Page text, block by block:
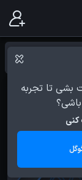
تا تجربه
کنی